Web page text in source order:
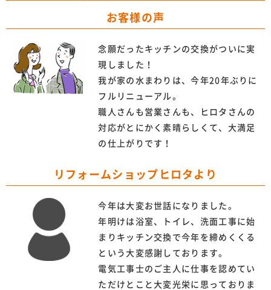
お客様の声
念願だったキッチンの交換がついに実
現しました！
我が家の水まわりは、今年20年ぶりに
フルリニューアル。
職人さんも営業さんも、ヒロタさんの
対応がとにかく素晴らしくて、大満足
の仕上がりです！
リフォームショップヒロタより
今年は大変お世話になりました。
年明けは浴室、トイレ、洗面工事に始
まりキッチン交換で今年を締めくくる
という大変感謝しております。
電気工事士のご主人に仕事を認めてい
ただけとこと大変光栄に思っておりま